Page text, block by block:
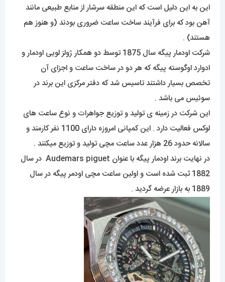
این به این دلیل است که این منطقه سرشار از منابع طبیعی مانند
آهن بود که برای فرآیند ساخت ساعت ضروری بودند (و هنوز هم
هستند) .
شرکت اودمار پیگه سال 1875 توسط دو همکار ژولز لویی اودمار و
ادوارد اوگوسته پیگه که هر دو در ساخت ساعت و اجزای آن
تخصص بسیار داشتند تاسیس شد که دفتر مرکزی این برند در
سوئیس می باشد .
این شرکت در زمینه ی تولید و توزیع جواهرات و نوع ساعت های
لوکس فعالیت دارد . این کمپانی امروزه دارای 1100 نفر کارمند و
سالانه حدود 26 هزار عدد ساعت مچی تولید و توزیع میکنند .
در نهایت برند اودمار پیگه با عنوان Audemars piguet در سال
1882 ثبت شده است و اولین ساعت مچی اودمر پیگه در سال
1889 به بازار عرضه گردید .